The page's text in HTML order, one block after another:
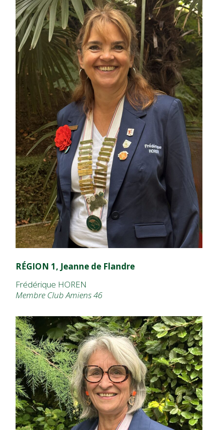
RÉGION 1, Jeanne de Flandre
Frédérique HOREN
Membre Club Amiens 46